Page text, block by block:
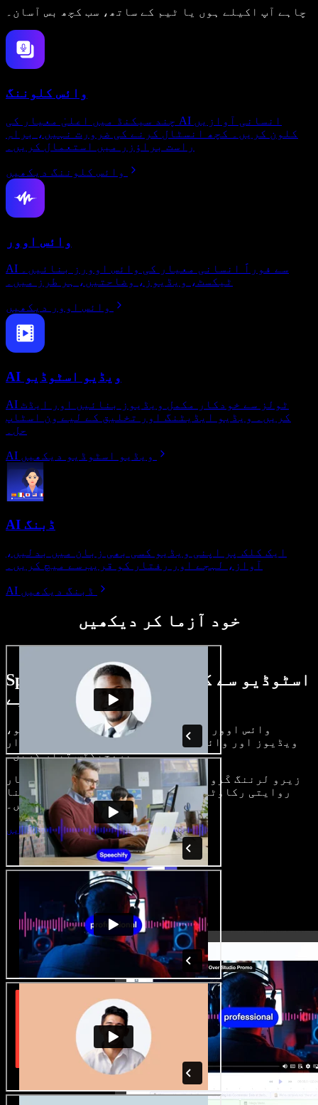
چاہے آپ اکیلے ہوں یا ٹیم کے ساتھ، سب کچھ بس آسان۔
وائس کلوننگ
چند سیکنڈ میں اعلیٰ معیار کی AI انسانی آوازیں
کلون کریں۔ کچھ انسٹال کرنے کی ضرورت نہیں، براہِ
راست براؤزر میں استعمال کریں۔
وائس کلوننگ دیکھیں
وائس اوور
AI سے فوراً انسانی معیار کی وائس اوورز بنائیں۔
ٹیکسٹ، ویڈیوز، وضاحتیں، ہر طرز میں۔
وائس اوور دیکھیں
AI ویڈیو اسٹوڈیو
AI ٹولز سے خودکار مکمل ویڈیوز بنائیں اور ایڈٹ
کریں۔ ویڈیو ایڈیٹنگ اور تخلیق کے لیے ون اسٹاپ
حل۔
AI ویڈیو اسٹوڈیو دیکھیں
AI ڈبنگ
ایک کلک پر اپنی ویڈیو کسی بھی زبان میں بدلیں،
آواز، لہجے اور رفتار کو قریب سے میچ کریں۔
AI ڈبنگ دیکھیں
خود آزما کر دیکھیں
Speechify اسٹوڈیو سے کیا کچھ کر سکتے
ہیں، دیکھیے
وائس اوور بنائیں، رائلٹی فری امیجز، آڈیو،
ویڈیوز اور وائس کلون شامل کر کے بھرپور، شاندار
پروجیکٹس تیار کریں۔
زیرو لرننگ کَرو اور سب کچھ براؤزر میں، تخلیق کار
روایتی رکاوٹیں توڑ کر اپنے خیالات کو حقیقت بنا
سکتے ہیں۔
اسٹوڈیو شروع کریں